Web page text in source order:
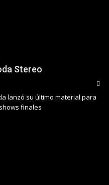
Stereo
lanzó su último material para
finales